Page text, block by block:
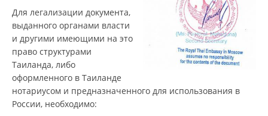
Для легализации документа,
выданного органами власти
и другими имеющими на это
право структурами
Таиланда, либо
оформленного в Таиланде
нотариусом и предназначенного для использования в
России, необходимо: